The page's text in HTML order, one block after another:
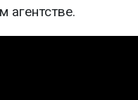
агентстве.